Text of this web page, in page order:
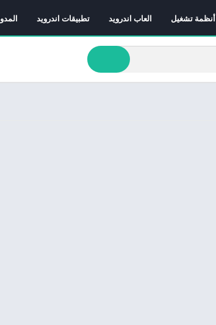
أنظمة تشغيل العاب اندرويد تطبيقات اندرويد